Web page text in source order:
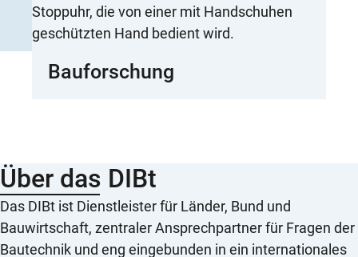
Bauforschung
Über das DIBt
Das DIBt ist Dienstleister für Länder, Bund und
Bauwirtschaft, zentraler Ansprechpartner für Fragen der
Bautechnik und eng eingebunden in ein internationales